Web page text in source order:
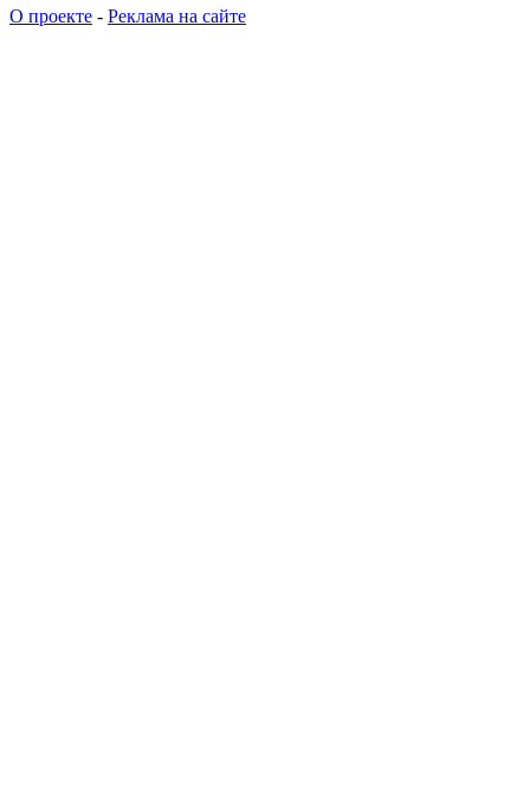
О проекте - Реклама на сайте